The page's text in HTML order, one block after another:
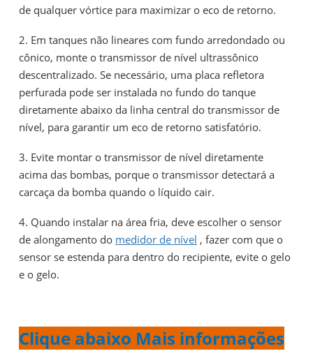
de qualquer vórtice para maximizar o eco de retorno.
2. Em tanques não lineares com fundo arredondado ou
cônico, monte o transmissor de nível ultrassônico
descentralizado. Se necessário, uma placa refletora
perfurada pode ser instalada no fundo do tanque
diretamente abaixo da linha central do transmissor de
nível, para garantir um eco de retorno satisfatório.
3. Evite montar o transmissor de nível diretamente
acima das bombas, porque o transmissor detectará a
carcaça da bomba quando o líquido cair.
4. Quando instalar na área fria, deve escolher o sensor
de alongamento do medidor de nível , fazer com que o
sensor se estenda para dentro do recipiente, evite o gelo
e o gelo.
Clique abaixo Mais informações